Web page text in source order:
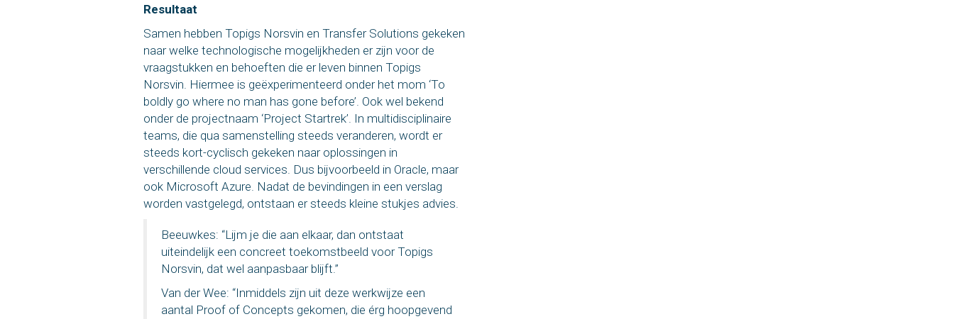
Resultaat
Samen hebben Topigs Norsvin en Transfer Solutions gekeken
naar welke technologische mogelijkheden er zijn voor de
vraagstukken en behoeften die er leven binnen Topigs
Norsvin. Hiermee is geëxperimenteerd onder het mom ‘To
boldly go where no man has gone before’. Ook wel bekend
onder de projectnaam ‘Project Startrek’. In multidisciplinaire
teams, die qua samenstelling steeds veranderen, wordt er
steeds kort-cyclisch gekeken naar oplossingen in
verschillende cloud services. Dus bijvoorbeeld in Oracle, maar
ook Microsoft Azure. Nadat de bevindingen in een verslag
worden vastgelegd, ontstaan er steeds kleine stukjes advies.
Beeuwkes: “Lijm je die aan elkaar, dan ontstaat
uiteindelijk een concreet toekomstbeeld voor Topigs
Norsvin, dat wel aanpasbaar blijft.”
Van der Wee: “Inmiddels zijn uit deze werkwijze een
aantal Proof of Concepts gekomen, die érg hoopgevend